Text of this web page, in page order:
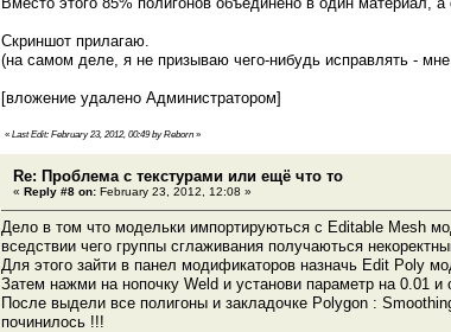
Скриншот прилагаю.
(на самом деле, я не призываю чего-нибудь исправлять -
[вложение удалено Администратором]
« Last Edit: February 23, 2012, 00:49 by Reborn »
Re: Проблема с текстурами или ещё что то
« Reply #8 on: February 23, 2012, 12:08 »
Дело в том что модельки импортируються с Editable Mesh
вседствии чего группы сглаживания получаються
Для этого зайти в панел модификаторов назначь Edit Poly
Затем нажми на нопочку Weld и установи параметр на 0.01 и
После выдели все полигоны и закладочке Polygon :
починилось !!!